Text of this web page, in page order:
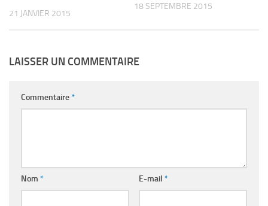
21 JANVIER 2015
18 SEPTEMBRE 2015
LAISSER UN COMMENTAIRE
Commentaire*
Nom * E-mail *